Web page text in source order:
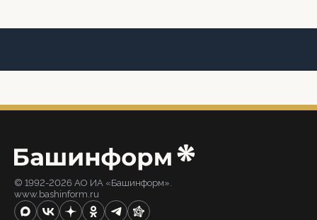
© 1992-2026 АО ИА «Башинформ».
www.bashinform.ru